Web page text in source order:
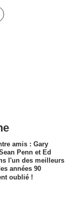
amis : Gary
Penn et Ed
l'un des meilleurs
années 90
oublié !